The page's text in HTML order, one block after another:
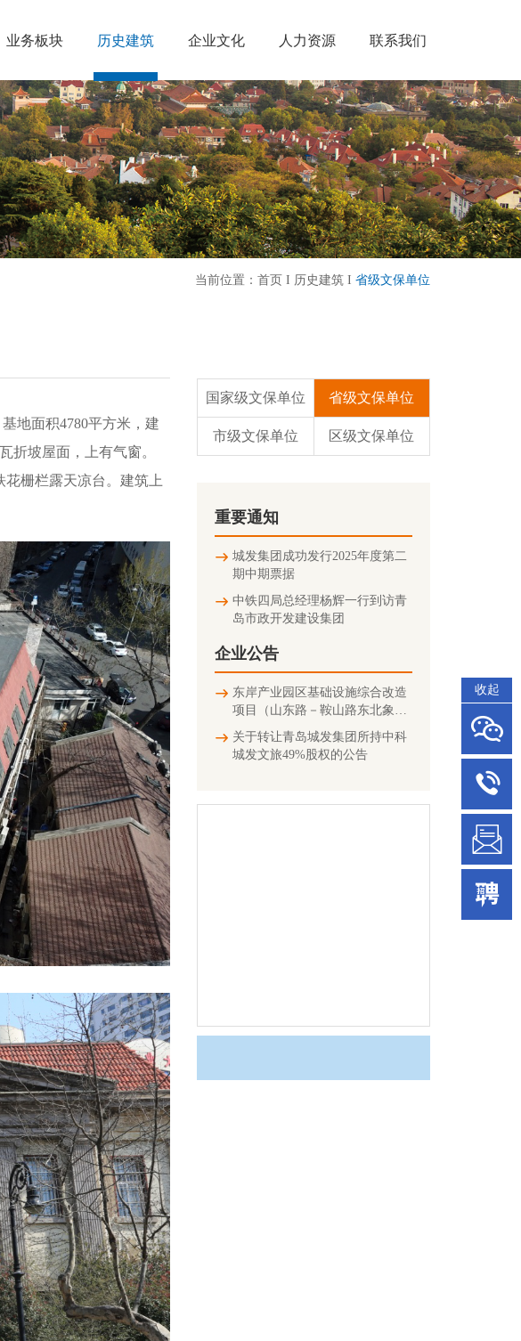
业务板块 历史建筑 企业文化 人力资源 联系我们
收起
当前位置： 首页 I 历史建筑 I 省级文保单位
地面积4780平方米，建
折坡屋面，上有气窗。
栅栏露天凉台。建筑上
国家级文保单位 省级文保单位
市级文保单位 区级文保单位
重要通知
城发集团成功发行2025年度第二
期中期票据
中铁四局总经理杨辉一行到访青
岛市政开发建设集团
企业公告
东岸产业园区基础设施综合改造
项目（山东路－鞍山路东北象限
连接匝道及地下停车场）竣工环
境保护验收公示信息
关于转让青岛城发集团所持中科
城发文旅49%股权的公告